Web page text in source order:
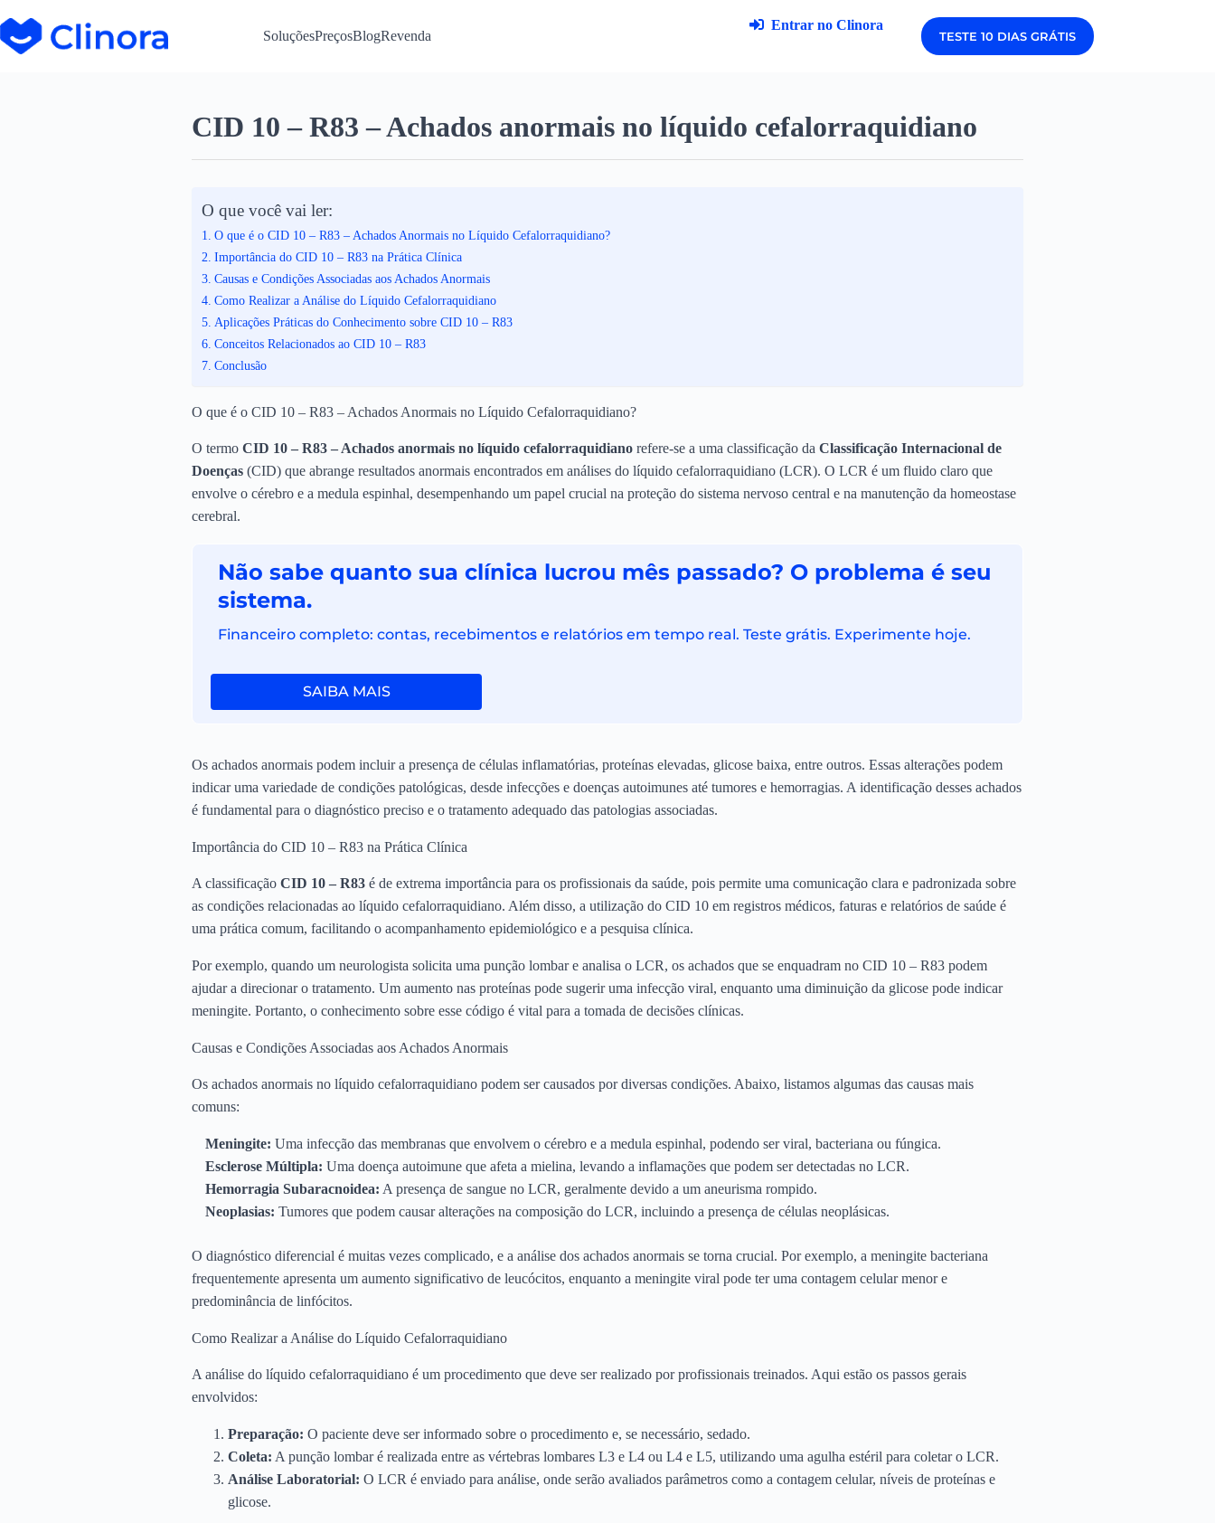
SoluçõesPreçosBlogRevenda
Entrar no Clinora
TESTE 10 DIAS GRÁTIS
CID 10 – R83 – Achados anormais no líquido cefalorraquidiano
O que você vai ler:
O que é o CID 10 – R83 – Achados Anormais no Líquido Cefalorraquidiano?
Importância do CID 10 – R83 na Prática Clínica
Causas e Condições Associadas aos Achados Anormais
Como Realizar a Análise do Líquido Cefalorraquidiano
Aplicações Práticas do Conhecimento sobre CID 10 – R83
Conceitos Relacionados ao CID 10 – R83
Conclusão
O que é o CID 10 – R83 – Achados Anormais no Líquido Cefalorraquidiano?
O termo CID 10 – R83 – Achados anormais no líquido cefalorraquidiano refere-se a uma classificação da Classificação Internacional de
Doenças (CID) que abrange resultados anormais encontrados em análises do líquido cefalorraquidiano (LCR). O LCR é um fluido claro que
envolve o cérebro e a medula espinhal, desempenhando um papel crucial na proteção do sistema nervoso central e na manutenção da homeostase
cerebral.
Não sabe quanto sua clínica lucrou mês passado? O problema é seu
sistema.
Financeiro completo: contas, recebimentos e relatórios em tempo real. Teste grátis. Experimente hoje.
SAIBA MAIS
Os achados anormais podem incluir a presença de células inflamatórias, proteínas elevadas, glicose baixa, entre outros. Essas alterações podem
indicar uma variedade de condições patológicas, desde infecções e doenças autoimunes até tumores e hemorragias. A identificação desses achados
é fundamental para o diagnóstico preciso e o tratamento adequado das patologias associadas.
Importância do CID 10 – R83 na Prática Clínica
A classificação CID 10 – R83 é de extrema importância para os profissionais da saúde, pois permite uma comunicação clara e padronizada sobre
as condições relacionadas ao líquido cefalorraquidiano. Além disso, a utilização do CID 10 em registros médicos, faturas e relatórios de saúde é
uma prática comum, facilitando o acompanhamento epidemiológico e a pesquisa clínica.
Por exemplo, quando um neurologista solicita uma punção lombar e analisa o LCR, os achados que se enquadram no CID 10 – R83 podem
ajudar a direcionar o tratamento. Um aumento nas proteínas pode sugerir uma infecção viral, enquanto uma diminuição da glicose pode indicar
meningite. Portanto, o conhecimento sobre esse código é vital para a tomada de decisões clínicas.
Causas e Condições Associadas aos Achados Anormais
Os achados anormais no líquido cefalorraquidiano podem ser causados por diversas condições. Abaixo, listamos algumas das causas mais
comuns:
Meningite: Uma infecção das membranas que envolvem o cérebro e a medula espinhal, podendo ser viral, bacteriana ou fúngica.
Esclerose Múltipla: Uma doença autoimune que afeta a mielina, levando a inflamações que podem ser detectadas no LCR.
Hemorragia Subaracnoidea: A presença de sangue no LCR, geralmente devido a um aneurisma rompido.
Neoplasias: Tumores que podem causar alterações na composição do LCR, incluindo a presença de células neoplásicas.
O diagnóstico diferencial é muitas vezes complicado, e a análise dos achados anormais se torna crucial. Por exemplo, a meningite bacteriana
frequentemente apresenta um aumento significativo de leucócitos, enquanto a meningite viral pode ter uma contagem celular menor e
predominância de linfócitos.
Como Realizar a Análise do Líquido Cefalorraquidiano
A análise do líquido cefalorraquidiano é um procedimento que deve ser realizado por profissionais treinados. Aqui estão os passos gerais
envolvidos:
Preparação: O paciente deve ser informado sobre o procedimento e, se necessário, sedado.
Coleta: A punção lombar é realizada entre as vértebras lombares L3 e L4 ou L4 e L5, utilizando uma agulha estéril para coletar o LCR.
Análise Laboratorial: O LCR é enviado para análise, onde serão avaliados parâmetros como a contagem celular, níveis de proteínas e
glicose.